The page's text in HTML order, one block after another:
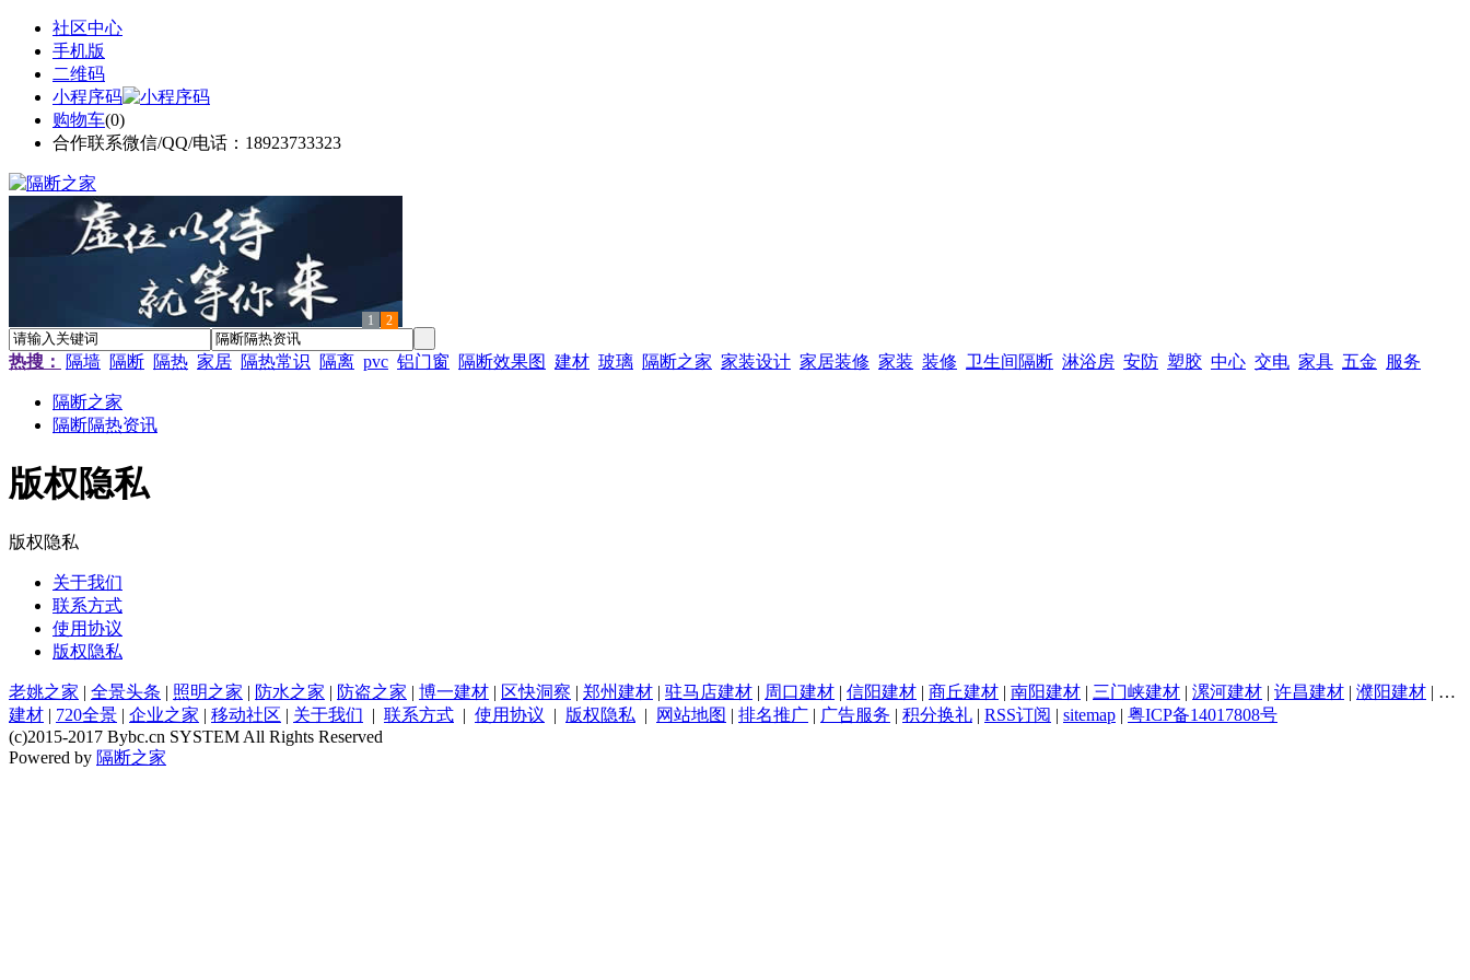
社区中心
手机版
二维码
小程序码
购物车(0)
合作联系微信/QQ/电话：18923733323
1 2
热搜： 隔墙 隔断 隔热 家居 隔热常识 隔离 pvc 铝门窗 隔断效果图 建材 玻璃 隔断之家 家装设计 家居装修 家装 装修 卫生间隔断 淋浴房 安防 塑胶 中心 交电 家具 五金 服务
隔断之家
隔断隔热资讯
版权隐私
版权隐私
关于我们
联系方式
使用协议
版权隐私
老姚之家 | 全景头条 | 照明之家 | 防水之家 | 防盗之家 | 博一建材 | 区快洞察 | 郑州建材 | 驻马店建材 | 周口建材 | 信阳建材 | 商丘建材 | 南阳建材 | 三门峡建材 | 漯河建材 | 许昌建材 | 濮阳建材 | 焦
建材 | 720全景 | 企业之家 | 移动社区 | 关于我们 | 联系方式 | 使用协议 | 版权隐私 | 网站地图 | 排名推广 | 广告服务 | 积分换礼 | RSS订阅 | sitemap | 粤ICP备14017808号
(c)2015-2017 Bybc.cn SYSTEM All Rights Reserved
Powered by 隔断之家